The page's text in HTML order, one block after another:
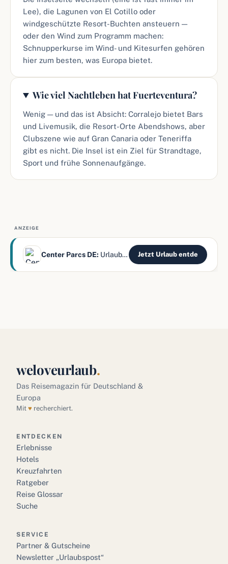
Lee), die Lagunen von El Cotillo oder
windgeschützte Resort-Buchten ansteuern —
oder den Wind zum Programm machen:
Schnupperkurse im Wind- und Kitesurfen gehören
hier zum besten, was Europa bietet.
Wie viel Nachtleben hat Fuerteventura?
Wenig — und das ist Absicht: Corralejo bietet Bars
und Livemusik, die Resort-Orte Abendshows, aber
Clubszene wie auf Gran Canaria oder Teneriffa
gibt es nicht. Die Insel ist ein Ziel für Strandtage,
Sport und frühe Sonnenaufgänge.
ANZEIGE
Center Parcs DE: Urlaub mitten im Wald erleben Jetzt Urlaub entde
weloveurlaub.
Das Reisemagazin für Deutschland &
Europa
Mit ♥ recherchiert.
ENTDECKEN
Erlebnisse
Hotels
Kreuzfahrten
Ratgeber
Reise Glossar
Suche
SERVICE
Partner & Gutscheine
Newsletter „Urlaubspost“